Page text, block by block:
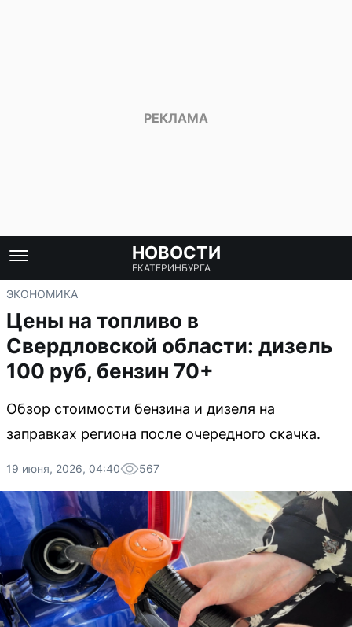
НОВОСТИ
ЕКАТЕРИНБУРГА
ЭКОНОМИКА
Цены на топливо в
Свердловской области: дизель
100 руб, бензин 70+
Обзор стоимости бензина и дизеля на
заправках региона после очередного скачка.
19 июня, 2026, 04:40 567